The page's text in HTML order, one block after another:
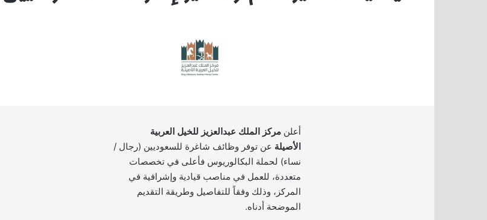
أعلن مركز الملك عبدالعزيز للخيل العربية
الأصيلة عن توفر وظائف شاغرة للسعوديين (رجال /
نساء) لحملة البكالوريوس فأعلى في تخصصات
متعددة، للعمل في مناصب قيادية وإشرافية في
المركز، وذلك وفقاً للتفاصيل وطريقة التقديم
الموضحة أدناه.